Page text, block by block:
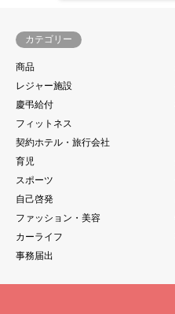
カテゴリー
商品
レジャー施設
慶弔給付
フィットネス
契約ホテル・旅行会社
育児
スポーツ
自己啓発
ファッション・美容
カーライフ
事務届出